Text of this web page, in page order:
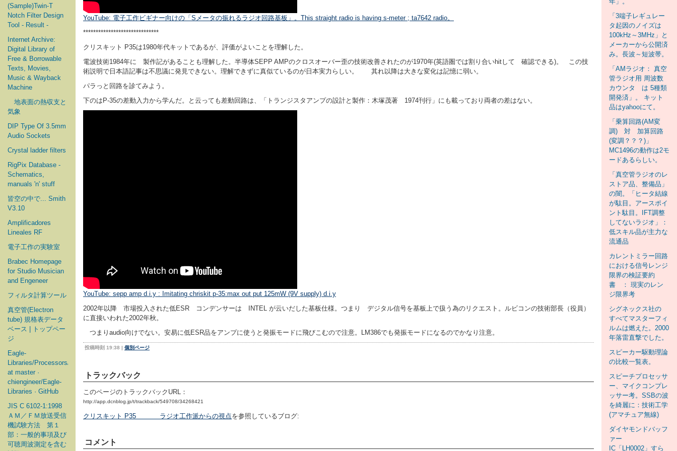
(Sample)Twin-T
Notch Filter Design
Tool - Result -
Internet Archive:
Digital Library of
Free & Borrowable
Texts, Movies,
Music & Wayback
Machine
地表面の熱収支と
気象
DIP Type Of 3.5mm
Audio Sockets
Crystal ladder filters
RigPix Database -
Schematics,
manuals 'n' stuff
皆空の中で... Smith
V3.10
Amplificadores
Lineales RF
電子工作の実験室
Brabec Homepage
for Studio Musician
and Engeneer
フィルタ計算ツール
真空管(Electron
tube) 規格表データ
ベース | トップペー
ジ
Eagle-
Libraries/Processors/Microchip
at master ·
chiengineer/Eagle-
Libraries · GitHub
JIS C 6102-1:1998
ＡＭ／ＦＭ放送受信
機試験方法 第１
部：一般的事項及び
可聴周波測定を含む
YouTube: 電子工作ビギナー向けの「Sメータの振れるラジオ回路基板」。This straight radio is having s-meter ; ta7642 radio。
******************************
クリスキット P35は1980年代キットであるが、評価がよいことを理解した。
電波技術1984年に 製作記があることも理解した。半導体SEPP AMPのクロスオーバー歪の技術改善されたのが1970年(英語圏では割り合いhitして 確認できる)。 この技
術説明で日本語記事は不思議に発見できない。理解できずに真似ているのが日本実力らしい。 其れ以降は大きな変化は記憶に弱い。
パラっと回路を診てみよう。
下のはP-35の差動入力から学んだ。と云っても差動回路は、「トランジスタアンプの設計と製作：木塚茂著 1974刊行」にも載っており両者の差はない。
YouTube: sepp amp d.i.y : Imitating chriskit p-35:max out put 125mW (9V supply) d.i.y
2002年以降 市場投入された低ESR コンデンサーは INTEL が云いだした基板仕様。つまり デジタル信号を基板上で扱う為のリクエスト。ルビコンの技術部長（役員）
に直接いわれた2002年秋。
つまりaudio向けでない。安易に低ESR品をアンプに使うと発振モードに飛びこむので注意。LM386でも発振モードになるのでかなり注意。
投稿時刻 19:38 | 個別ページ
トラックバック
このページのトラックバックURL：
http://app.dcnblog.jp/t/trackback/549708/34268421
クリスキット P35 ラジオ工作派からの視点を参照しているブログ:
コメント
「3端子レギュレー
タ起因のノイズは
100kHz～3MHz」と
メーカーから公開済
み。長波～短波帯。
「AMラジオ： 真空
管ラジオ用 周波数
カウンタ は 5種類
開発済」。 キット
品はyahooにて。
「乗算回路(AM変
調) 対 加算回路
(変調？？？)」
MC1496の動作は2モ
ードあるらしい。
「真空管ラジオのレ
ストア品、整備品」
の闇。「ヒータ結線
が駄目。アースポイ
ント駄目。IFT調整
してないラジオ」：
低スキル品が主力な
流通品
カレントミラー回路
における信号レンジ
限界の検証要約
書 ： 現実のレン
ジ限界考
シグネックス社の
すべてマスターフィ
ルムは燃えた。2000
年落雷直撃でした。
スピーカー駆動理論
の比較一覧表。
スピーチプロセッサ
ー、マイクコンプレ
ッサー考。SSBの波
を綺麗に：技術工学
(アマチュア無線)
ダイヤモンドバッフ
ァー
IC「LH0002」すら